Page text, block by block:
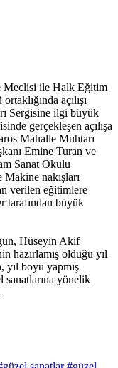
Meclisi ile Halk Eğitim
açılışı
Sergisine ilgi büyük
gerçekleşen açılışa
Mahalle Muhtarı
Emine Turan ve
Sanat Okulu
nakışları
verilen eğitimlere
tarafından büyük
Hüseyin Akif
hazırlamış olduğu yıl
yıl boyu yapmış
sanatlarına yönelik